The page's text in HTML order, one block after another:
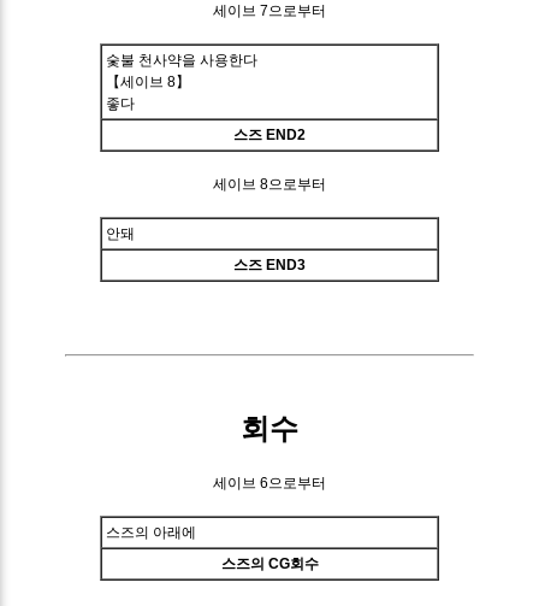
세이브 7으로부터
숯불 천사약을 사용한다
【세이브 8】
좋다
스즈 END2
세이브 8으로부터
안돼
스즈 END3
회수
세이브 6으로부터
스즈의 아래에
스즈의 CG회수